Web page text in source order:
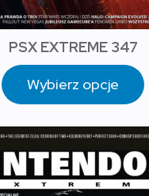
PSX EXTREME 347
Wybierz opcje